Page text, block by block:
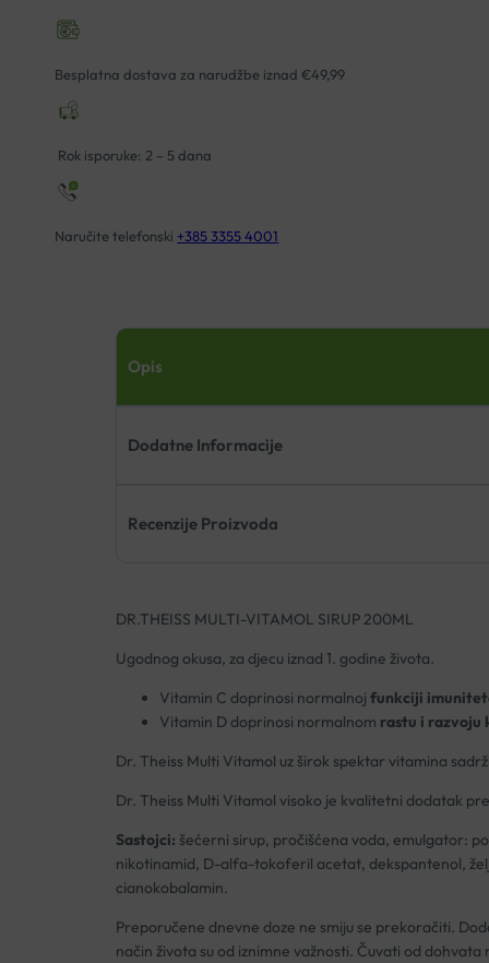
200ML
količina
Besplatna dostava za narudžbe iznad €49,99
Rok isporuke: 2 – 5 dana
Naručite telefonski +385 3355 4001
Opis
Dodatne Informacije
Recenzije Proizvoda
DR.THEISS MULTI-VITAMOL SIRUP 200ML
Ugodnog okusa, za djecu iznad 1. godine života.
Vitamin C doprinosi normalnoj funkciji
Vitamin D doprinosi normalnom rastu i razvoju
Dr. Theiss Multi Vitamol uz širok spektar vitamina
Dr. Theiss Multi Vitamol visoko je kvalitetni dodatak
Sastojci: šećerni sirup, pročišćena voda, emulgator:
nikotinamid, D-alfa-tokoferil acetat, dekspantenol,
cianokobalamin.
Preporučene dnevne doze ne smiju se prekoračiti.
način života su od iznimne važnosti. Čuvati od dohvata